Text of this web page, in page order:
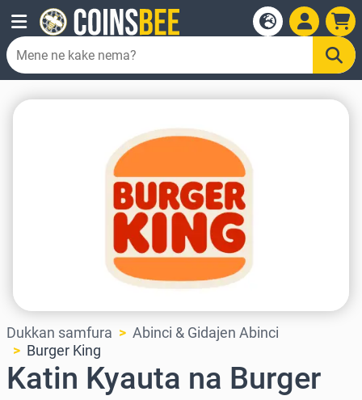
Dukkan samfura
Abinci & Gidajen Abinci
Burger King
Katin Kyauta na Burger